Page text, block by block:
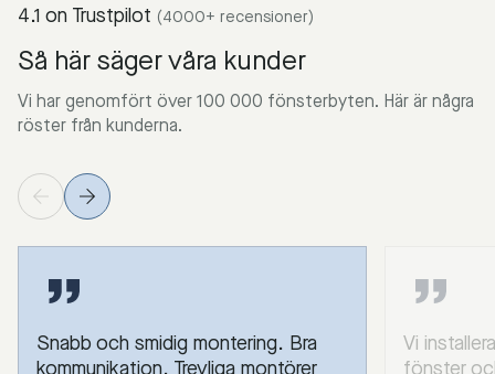
4.1 on Trustpilot (4000+ recensioner)
Så här säger våra kunder
Vi har genomfört över 100 000 fönsterbyten. Här är några
röster från kunderna.
Snabb och smidig montering. Bra
kommunikation. Trevliga montörer
Vi
fönster